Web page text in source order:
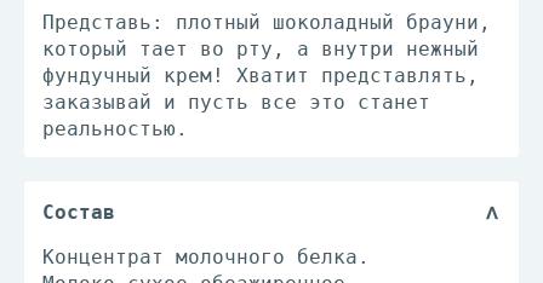
Представь: плотный шоколадный брауни,
который тает во рту, а внутри нежный
фундучный крем! Хватит представлять,
заказывай и пусть все это станет
реальностью.
Состав
Концентрат молочного белка.